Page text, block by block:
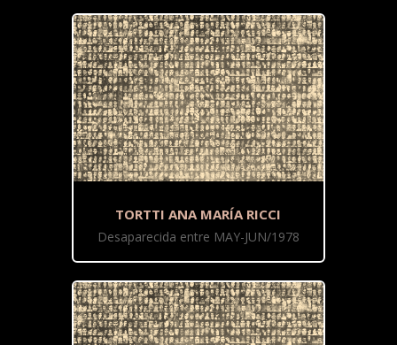
TORTTI ANA MARÍA RICCI
Desaparecida entre MAY-JUN/1978